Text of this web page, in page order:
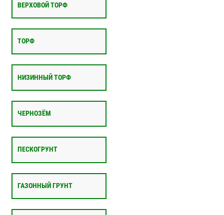
ВЕРХОВОЙ ТОРФ
ТОРФ
НИЗИННЫЙ ТОРФ
ЧЕРНОЗЁМ
ПЕСКОГРУНТ
ГАЗОННЫЙ ГРУНТ